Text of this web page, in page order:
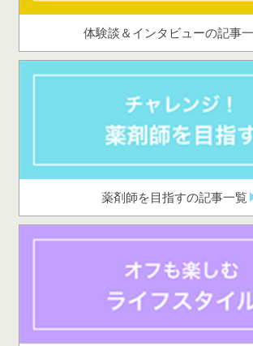
体験談＆インタビューの記事
薬剤師を目指すの記事一覧